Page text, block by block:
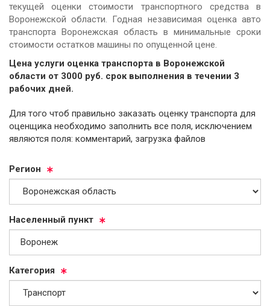
текущей оценки стоимости транспортного средства в
Воронежской области. Годная независимая оценка авто
транспорта Воронежская область в минимальные сроки
стоимости остатков машины по опущенной цене.
Цена услуги оценка транспорта в Воронежской
области от 3000 руб. cрок выполнения в течении 3
рабочих дней.
Для того чтоб правильно заказать оценку транспорта для
оценщика необходимо заполнить все поля, исключением
являются поля: комментарий, загрузка файлов
Ре­ги­он
На­се­лен­ный пункт
Ка­те­го­рия